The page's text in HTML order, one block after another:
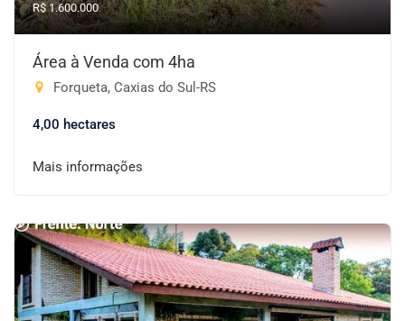
R$ 1.600.000
Área à Venda com 4ha
Forqueta, Caxias do Sul-RS
4,00 hectares
Mais informações